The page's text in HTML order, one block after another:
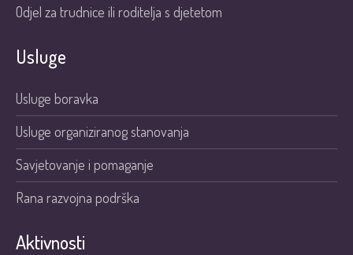
Odjel za trudnice ili roditelja s djetetom
Usluge
Usluge boravka
Usluge organiziranog stanovanja
Savjetovanje i pomaganje
Rana razvojna podrška
Aktivnosti